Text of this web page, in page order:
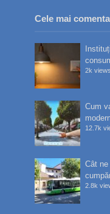
Cele mai
2k views
Cum
12.7k
Cât
2.8k